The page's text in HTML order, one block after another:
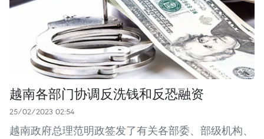
越南各部门协调反洗钱和反恐融资
25/02/2023 02:54
越南政府总理范明政签发了有关各部委、部级机构、